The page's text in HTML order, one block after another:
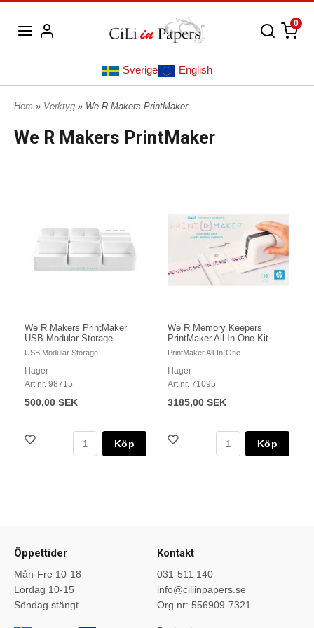
0
Sverige English
Hem » Verktyg » We R Makers PrintMaker
We R Makers PrintMaker
We R Makers PrintMaker
USB Modular Storage
USB Modular Storage
I lager
Art nr. 98715
500,00 SEK
Köp
We R Memory Keepers
PrintMaker All-In-One Kit
PrintMaker All-In-One
I lager
Art nr. 71095
3185,00 SEK
Köp
Öppettider
Mån-Fre 10-18
Lördag 10-15
Söndag stängt
Kontakt
031-511 140
info@ciliinpapers.se
Org.nr: 556909-7321